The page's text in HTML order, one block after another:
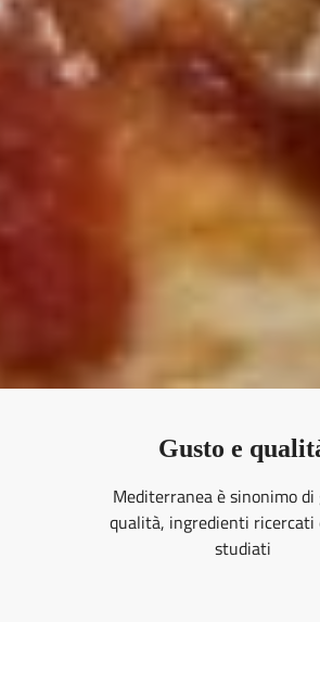
Gusto e
Mediterranea è sinonimo di
qualità, ingredienti ricercati
studiati